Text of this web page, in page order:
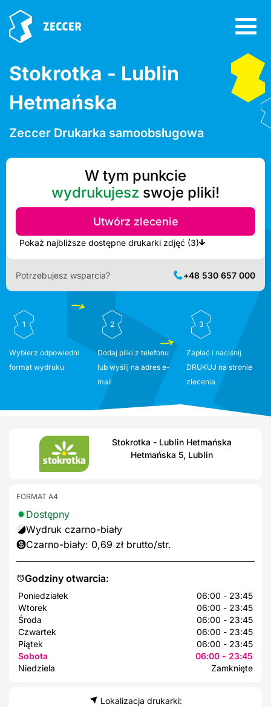
Stokrotka - Lublin
Hetmańska
Zeccer Drukarka samoobsługowa
W tym punkcie
wydrukujesz swoje pliki!
Utwórz zlecenie
Pokaż najbliższe dostępne drukarki zdjęć (3)
Potrzebujesz wsparcia? +48 530 657 000
1
Wybierz odpowiedni
format wydruku
2
Dodaj pliki z telefonu
lub wyślij na adres e-
mail
3
Zapłać i naciśnij
DRUKUJ na stronie
zlecenia
Stokrotka - Lublin Hetmańska
Hetmańska 5, Lublin
Godziny otwarcia:
Poniedziałek
06:00 - 23:45
Wtorek
06:00 - 23:45
Środa
06:00 - 23:45
Czwartek
06:00 - 23:45
Piątek
06:00 - 23:45
Sobota
06:00 - 23:45
Niedziela
Zamknięte
FORMAT A4
Dostępny
Wydruk czarno-biały
Czarno-biały: 0,69 zł brutto/str.
Lokalizacja drukarki: